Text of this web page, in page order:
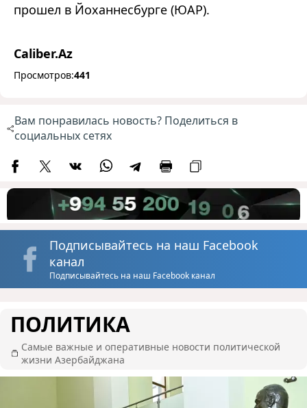
прошел в Йоханнесбурге (ЮАР).
Caliber.Az
Просмотров:441
Вам понравилась новость? Поделиться в
социальных сетях
Подписывайтесь на наш Facebook
канал
Подписывайтесь на наш Facebook канал
ПОЛИТИКА
Самые важные и оперативные новости политической
жизни Азербайджана